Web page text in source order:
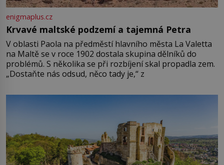
enigmaplus.cz
Krvavé maltské podzemí a tajemná Petra
V oblasti Paola na předměstí hlavního města La Valetta
na Maltě se v roce 1902 dostala skupina dělníků do
problémů. S několika se při rozbíjení skal propadla zem.
„Dostaňte nás odsud, něco tady je,“ z